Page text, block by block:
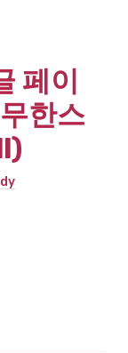
페이
한스